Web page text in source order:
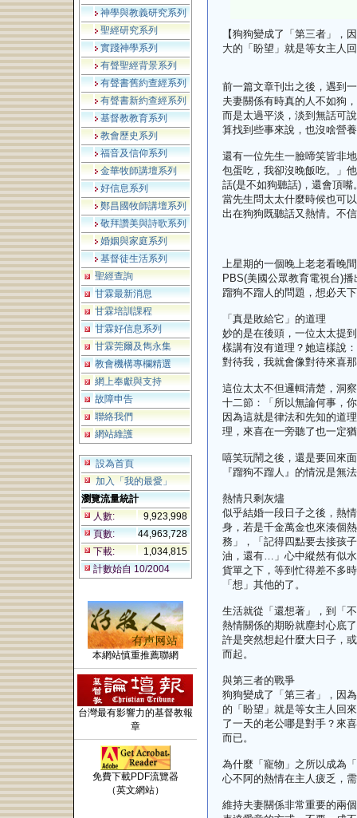
神學與教義研究系列
聖經研究系列
實踐神學系列
有聲聖經背景系列
有聲書舊約查經系列
有聲書新約查經系列
基督教教育系列
教會歷史系列
福音及信仰系列
金華牧師講壇系列
好信息系列
鄭昌國牧師講壇系列
敬拜讚美與詩歌系列
婚姻與家庭系列
基督徒生活系列
聖經查詢
甘霖最新消息
甘霖培訓課程
甘霖好信息系列
甘霖莞爾及雋永集
教會機構專欄精選
網上奉獻與支持
故障申告
聯絡我們
網站維護
設為首頁
加入「我的最愛」
瀏覽流量統計
人數:
9,923,998
頁數:
44,963,728
下載:
1,034,815
計數始自 10/2004
本網站慎重推薦聯網
台灣最有影響力的基督教報
章
免費下載PDF流覽器
（英文網站）
【狗狗變成了「第三者」，
大的「盼望」就是等女主人
前一篇文章刊出之後，遇到
夫妻關係有時真的人不如狗
而是太過平淡，淡到無話可
算找到些事來說，也沒啥營
還有一位先生一臉啼笑皆非
包蛋吃，我卻沒晚飯吃。」
話(是不如狗聽話)，還會頂
當先生問太太什麼時候也可
出在狗狗既聽話又熱情。不
上星期的一個晚上老老看晚
PBS(美國公眾教育電視台)
蹓狗不蹓人的問題，想必天
「真是敗給它」的道理
妙的是在後頭，一位太太提
樣講有沒有道理？她這樣說
對待我，我就會像對待來喜
這位太太不但邏輯清楚，洞
十二節：「所以無論何事，
因為這就是律法和先知的道
理，來喜在一旁聽了也一定
嘻笑玩鬧之後，還是要回來
『蹓狗不蹓人』的情況是無
熱情只剩灰燼
似乎結婚一段日子之後，熱
身，若是千金萬金也來湊個
務」，「記得四點要去接孩
油，還有…」心中縱然有似
貨單之下，等到忙得差不多
「想」其他的了。
生活就從「還想著」，到「
熱情關係的期盼就塵封心底
許是突然想起什麼大日子，
而起。
與第三者的戰爭
狗狗變成了「第三者」，因
的「盼望」就是等女主人回
了一天的老公哪是對手？來
而已。
為什麼「寵物」之所以成為
心不阿的熱情在主人疲乏，
維持夫妻關係非常重要的兩